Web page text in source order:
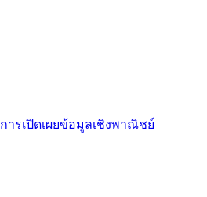
การเปิดเผยข้อมูลเชิงพาณิชย์